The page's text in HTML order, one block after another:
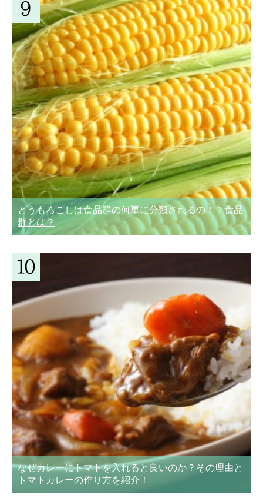
とうもろこしは食品群の何軍に分類されるの！？食品
群とは？
なぜカレーにトマトを入れると良いのか？その理由と
トマトカレーの作り方を紹介！